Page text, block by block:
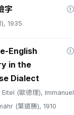
字
1935
English
in the
Dialect
(歐德理), Immanuel
(葉道勝), 1910